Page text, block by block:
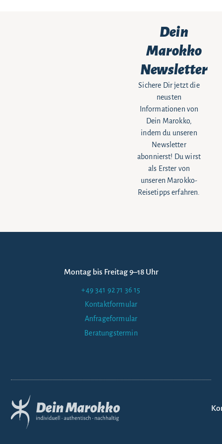
Dein
Marokko
Newsletter
Sichere Dir jetzt die
neusten
Informationen von
Dein Marokko,
indem du unseren
Newsletter
abonnierst! Du wirst
als Erster von
unseren Marokko-
Reisetipps erfahren.
Montag bis Freitag 9–18 Uhr
+49 341 92 71 36 15
Kontaktformular
Anfrageformular
Beratungstermin